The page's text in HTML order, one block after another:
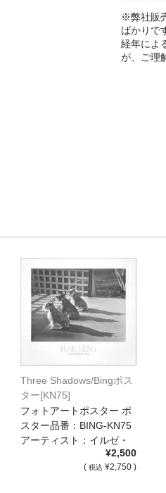
※弊社販
ばかりで
経年によ
が、ご理
Three Shadows/Bingポス
ター[KN75]
フォトアートポスター ポ
スター品番：BING-KN75
アーティスト：イルゼ・
¥2,500
( 税込 ¥2,750 )